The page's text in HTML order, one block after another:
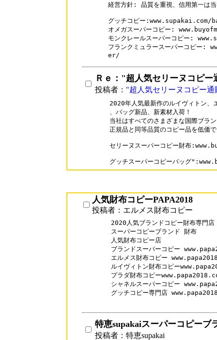
経営方針: 品質を重視、信用第一は
グッチコピー:www.supakai.com/
オメガスーパーコピー:
モンクレールスーパーコピー:
フランクミュラースーパーコピ
Ｒｅ："超人気セリーヌコピー
投稿者： "超人気セリーヌコピー通
2020年人気最新作のルイヴィトン、
、バッグ新品、新素材入荷！
当社はすべてのさまざまな国際ブラ
正規品と同等品質のコピー品を低価
セリーヌスーパーコピー財布
グッチスーパーコピーバッグ
人気財布コピーPAPA2018
投稿者：エルメス財布コピー
2020人気ブランドコピー財布専門店
スーパーコピーブランド 財布
人気財布コピー店
ブランドスーパーコピー
エルメス財布コピー
ルイヴィトン財布コピー
プラダ財布コピー
シャネルスーパーコピー
グッチコピー専門店
特恵supakaiスーパーコピーブ
投稿者：特恵supakai